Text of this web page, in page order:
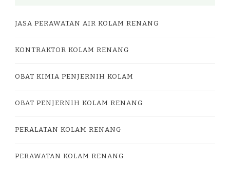
JASA PERAWATAN AIR KOLAM RENANG
KONTRAKTOR KOLAM RENANG
OBAT KIMIA PENJERNIH KOLAM
OBAT PENJERNIH KOLAM RENANG
PERALATAN KOLAM RENANG
PERAWATAN KOLAM RENANG